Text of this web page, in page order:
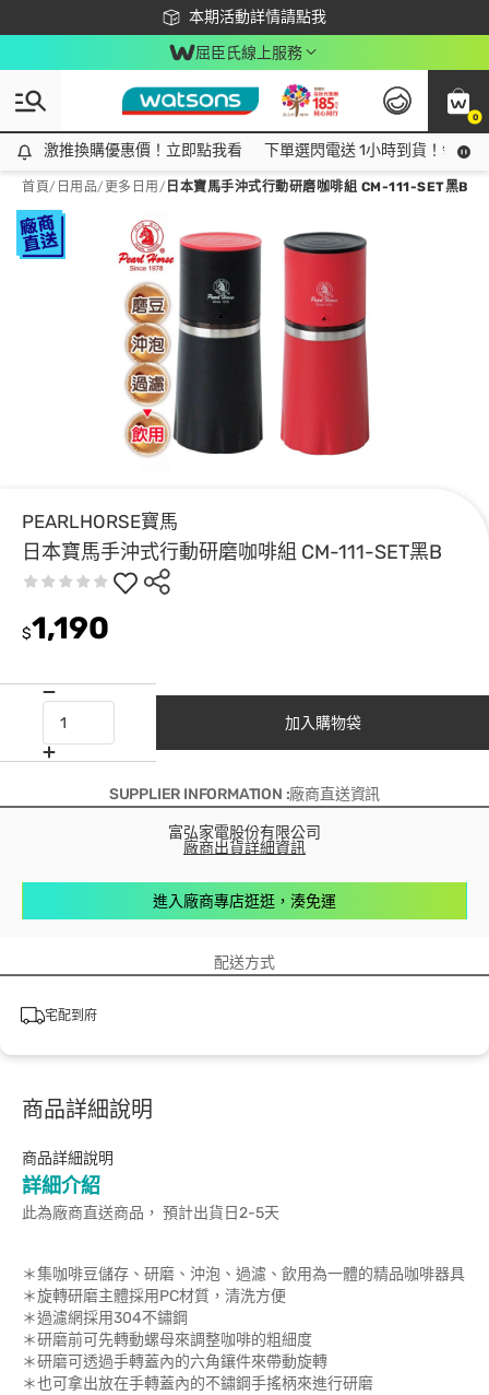
本期活動詳情請點我
下載app最高回饋$350
屈臣氏線上服務
0
激推換購優惠價！立即點我看
激推換購優惠價！立即點我看 下單選閃電送 1小時到貨！領神
首頁/ 日用品/ 更多日用 / 日本寶馬手沖式行動研磨咖啡組 CM-111-SET黑B
PEARLHORSE寶馬
日本寶馬手沖式行動研磨咖啡組 CM-111-SET黑B
$1,190
加入購物袋
SUPPLIER INFORMATION :廠商直送資訊
富弘家電股份有限公司
廠商出貨詳細資訊
進入廠商專店逛逛，湊免運
配送方式
宅配到府
商品詳細說明
商品詳細說明
詳細介紹
此為廠商直送商品， 預計出貨日2-5天
＊集咖啡豆儲存、研磨、沖泡、過濾、飲用為一體的精品咖啡器具
＊旋轉研磨主體採用PC材質，清洗方便
＊過濾網採用304不鏽鋼
＊研磨前可先轉動螺母來調整咖啡的粗細度
＊研磨可透過手轉蓋內的六角鑲件來帶動旋轉
＊也可拿出放在手轉蓋內的不鏽鋼手搖柄來進行研磨